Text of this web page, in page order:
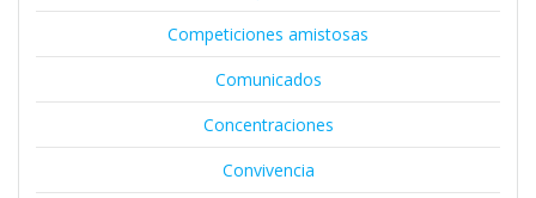
Competiciones amistosas
Comunicados
Concentraciones
Convivencia